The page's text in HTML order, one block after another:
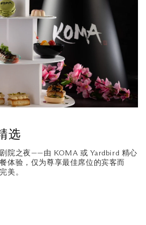
选
院之夜——由 KOMA 或 Yardbird 精心
体验，仅为尊享最佳席位的宾客而
美。